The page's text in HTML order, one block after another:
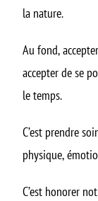
la nature.
Au fond,
accepter de se
le temps.
C’est prendre
physique,
C’est honorer